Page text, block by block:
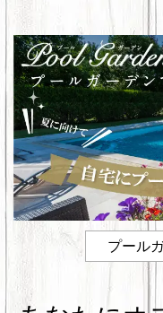
k
プール